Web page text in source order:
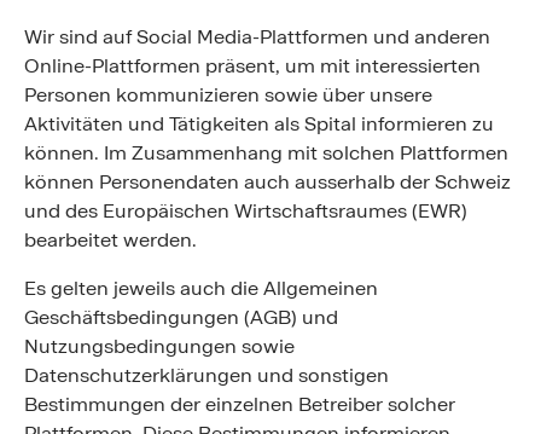
Wir sind auf Social Media-Plattformen und anderen
Online-Plattformen präsent, um mit interessierten
Personen kommunizieren sowie über unsere
Aktivitäten und Tätigkeiten als Spital informieren zu
können. Im Zusammenhang mit solchen Plattformen
können Personendaten auch ausserhalb der Schweiz
und des Europäischen Wirtschaftsraumes (EWR)
bearbeitet werden.
Es gelten jeweils auch die Allgemeinen
Geschäftsbedingungen (AGB) und
Nutzungsbedingungen sowie
Datenschutzerklärungen und sonstigen
Bestimmungen der einzelnen Betreiber solcher